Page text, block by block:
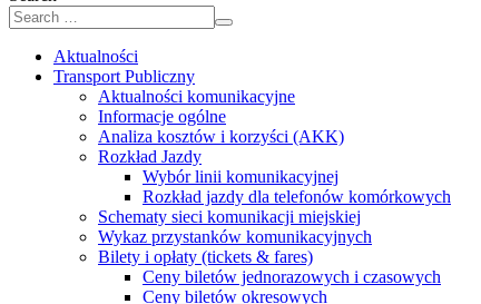
Aktualności
Transport Publiczny
Aktualności komunikacyjne
Informacje ogólne
Analiza kosztów i korzyści (AKK)
Rozkład Jazdy
Wybór linii komunikacyjnej
Rozkład jazdy dla telefonów komórkowych
Schematy sieci komunikacji miejskiej
Wykaz przystanków komunikacyjnych
Bilety i opłaty (tickets & fares)
Ceny biletów jednorazowych i czasowych
Ceny biletów okresowych